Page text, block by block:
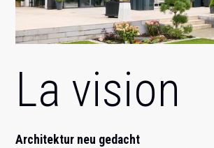
La vision
Architektur neu gedacht